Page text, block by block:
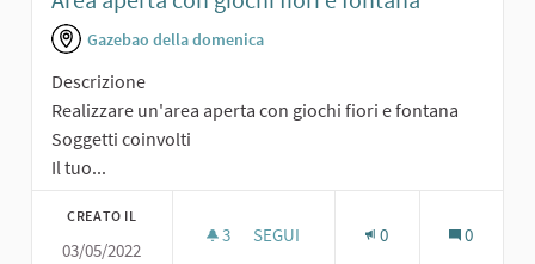
Gazebao della domenica
Descrizione
Realizzare un'area aperta con giochi fiori e fontana
Soggetti coinvolti
Il tuo...
CREATO IL
03/05/2022
3 3 SOSTENITORI
SEGUI 0 0